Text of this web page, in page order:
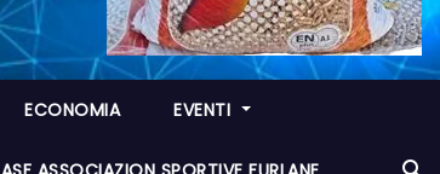
ECONOMIA EVENTI